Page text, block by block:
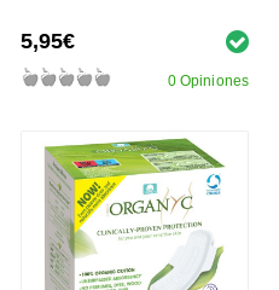
5,95€
0 Opiniones